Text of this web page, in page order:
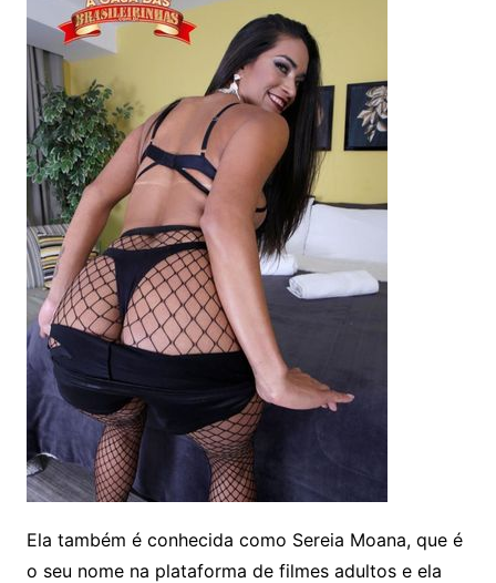
Ela também é conhecida como Sereia Moana, que é
o seu nome na plataforma de filmes adultos e ela